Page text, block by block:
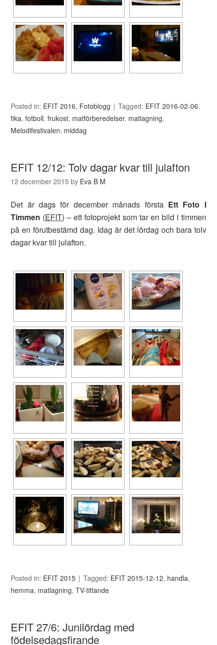
Posted in: EFIT 2016, Fotoblogg Tagged: EFIT 2016-02-06,
fika,fotboll,frukost, matförberedelser, matlagning,
Melodifestivalen, middag
EFIT 12/12: Tolv dagar kvar till julafton
12 december 2015 by Eva B M
Det är dags för december månads första Ett Foto I
Timmen (EFIT) – ett fotoprojekt som tar en bild i timmen
på en förutbestämd dag. Idag är det lördag och bara tolv
dagar kvar till julafton.
Posted in: EFIT 2015 Tagged: EFIT 2015-12-12, handla,
hemma, matlagning,TV-tittande
EFIT 27/6: Junilördag med
födelsedagsfirande